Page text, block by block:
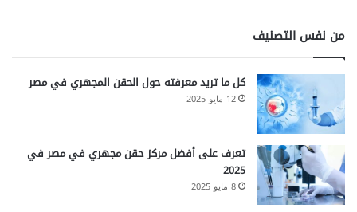
من نفس التصنيف
كل ما تريد معرفته حول الحقن المجهري في مصر
12 مايو 2025
تعرف على أفضل مركز حقن مجهري في مصر في
2025
8 مايو 2025